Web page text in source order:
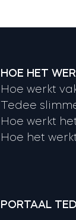
HOE HET
Hoe werkt
Tedee
Hoe werkt
Hoe het
PORTAAL